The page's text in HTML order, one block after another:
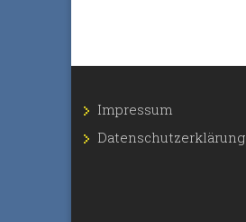
Impressum
Datenschutz­erklärung